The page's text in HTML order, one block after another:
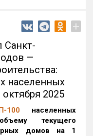
+
Санкт-
—
населенных
2025
100 населенных
текущего
домов на 1